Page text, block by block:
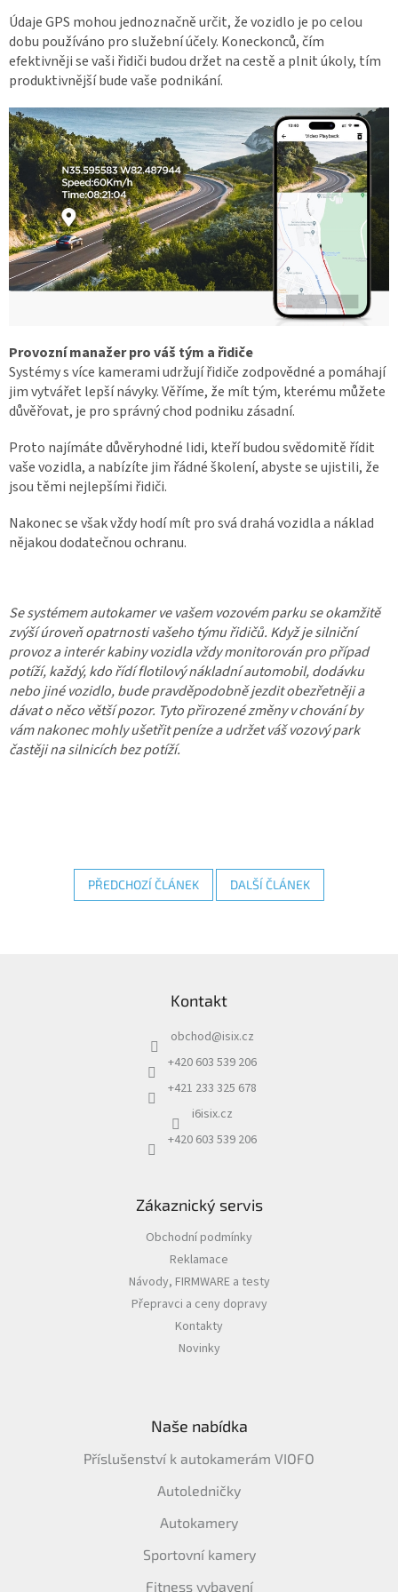
Údaje GPS mohou jednoznačně určit, že vozidlo je po celou
dobu používáno pro služební účely. Koneckonců, čím
efektivněji se vaši řidiči budou držet na cestě a plnit úkoly, tím
produktivnější bude vaše podnikání.
Provozní manažer pro váš tým a řidiče
Systémy s více kamerami udržují řidiče zodpovědné a pomáhají
jim vytvářet lepší návyky. Věříme, že mít tým, kterému můžete
důvěřovat, je pro správný chod podniku zásadní.
Proto najímáte důvěryhodné lidi, kteří budou svědomitě řídit
vaše vozidla, a nabízíte jim řádné školení, abyste se ujistili, že
jsou těmi nejlepšími řidiči.
Nakonec se však vždy hodí mít pro svá drahá vozidla a náklad
nějakou dodatečnou ochranu.
Se systémem autokamer ve vašem vozovém parku se okamžitě
zvýší úroveň opatrnosti vašeho týmu řidičů. Když je silniční
provoz a interér kabiny vozidla vždy monitorován pro případ
potíží, každý, kdo řídí flotilový nákladní automobil, dodávku
nebo jiné vozidlo, bude pravděpodobně jezdit obezřetněji a
dávat o něco větší pozor. Tyto přirozené změny v chování by
vám nakonec mohly ušetřit peníze a udržet váš vozový park
častěji na silnicích bez potíží.
PŘEDCHOZÍ ČLÁNEK DALŠÍ ČLÁNEK
Kontakt
obchod@isix.cz
+420 603 539 206
+421 233 325 678
i6isix.cz
+420 603 539 206
Zákaznický servis
Obchodní podmínky
Reklamace
Návody, FIRMWARE a testy
Přepravci a ceny dopravy
Kontakty
Novinky
Naše nabídka
Příslušenství k autokamerám VIOFO
Autoledničky
Autokamery
Sportovní kamery
Fitness vybavení